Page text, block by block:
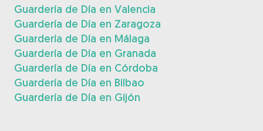
Guardería de Día en Valencia
Guardería de Día en Zaragoza
Guardería de Día en Málaga
Guardería de Día en Granada
Guardería de Día en Córdoba
Guardería de Día en Bilbao
Guardería de Día en Gijón